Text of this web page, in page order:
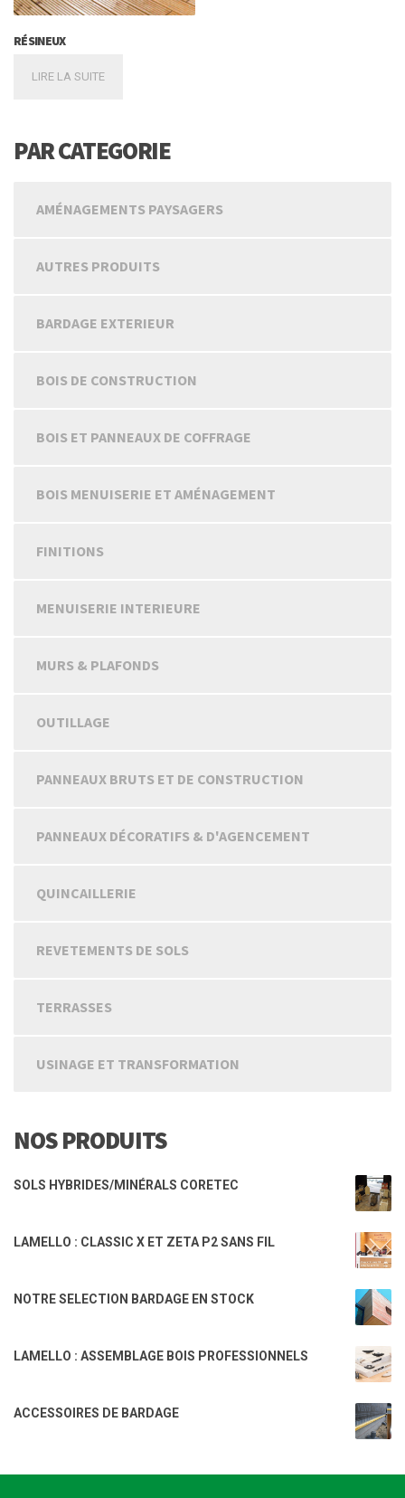
RÉSINEUX
LIRE LA SUITE
PAR CATEGORIE
AMÉNAGEMENTS PAYSAGERS
AUTRES PRODUITS
BARDAGE EXTERIEUR
BOIS DE CONSTRUCTION
BOIS ET PANNEAUX DE COFFRAGE
BOIS MENUISERIE ET AMÉNAGEMENT
FINITIONS
MENUISERIE INTERIEURE
MURS & PLAFONDS
OUTILLAGE
PANNEAUX BRUTS ET DE CONSTRUCTION
PANNEAUX DÉCORATIFS & D'AGENCEMENT
QUINCAILLERIE
REVETEMENTS DE SOLS
TERRASSES
USINAGE ET TRANSFORMATION
NOS PRODUITS
SOLS HYBRIDES/MINÉRALS CORETEC
LAMELLO : CLASSIC X ET ZETA P2 SANS FIL
NOTRE SELECTION BARDAGE EN STOCK
LAMELLO : ASSEMBLAGE BOIS PROFESSIONNELS
ACCESSOIRES DE BARDAGE